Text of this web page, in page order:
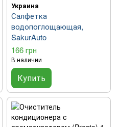
Украина
Салфетка
водопоглощающая,
SakurAuto
166 грн
В наличии
Купить